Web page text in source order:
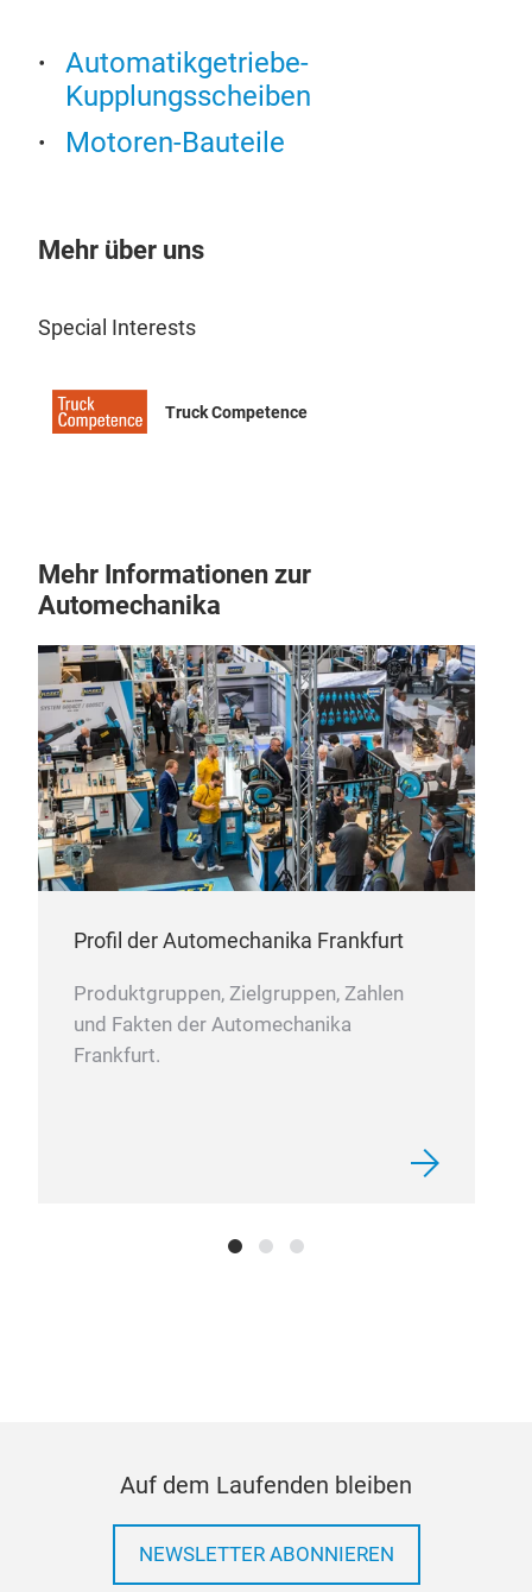
Automatikgetriebe-
Kupplungsscheiben
Motoren-Bauteile
Mehr über uns
Special Interests
Truck Competence
Mehr Informationen zur
Automechanika
Profil der Automechanika Frankfurt
Produktgruppen, Zielgruppen, Zahlen
und Fakten der Automechanika
Frankfurt.
Auf dem Laufenden bleiben
NEWSLETTER ABONNIEREN